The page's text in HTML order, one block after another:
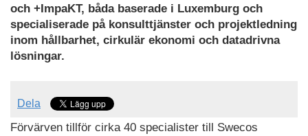
och +ImpaKT, båda baserade i Luxemburg och
specialiserade på konsulttjänster och projektledning
inom hållbarhet, cirkulär ekonomi och datadrivna
lösningar.
Dela
Förvärven tillför cirka 40 specialister till Swecos